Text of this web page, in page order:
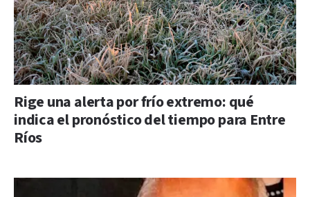
Rige una alerta por frío extremo: qué
indica el pronóstico del tiempo para Entre
Ríos